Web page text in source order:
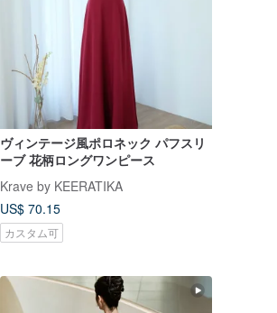
ヴィンテージ風ポロネック パフスリ
ーブ 花柄ロングワンピース
Krave by KEERATIKA
US$ 70.15
カスタム可